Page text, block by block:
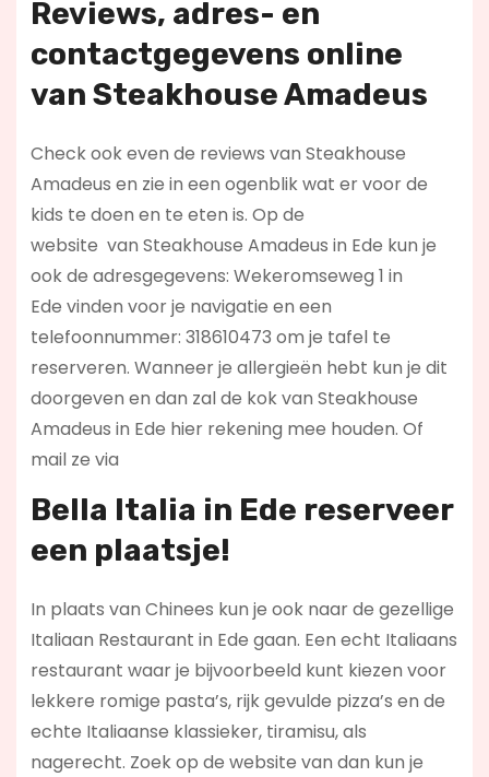
Reviews, adres- en
contactgegevens online
van Steakhouse Amadeus
Check ook even de reviews van Steakhouse
Amadeus en zie in een ogenblik wat er voor de
kids te doen en te eten is. Op de
website van Steakhouse Amadeus in Ede kun je
ook de adresgegevens: Wekeromseweg 1 in
Ede vinden voor je navigatie en een
telefoonnummer: 318610473 om je tafel te
reserveren. Wanneer je allergieën hebt kun je dit
doorgeven en dan zal de kok van Steakhouse
Amadeus in Ede hier rekening mee houden. Of
mail ze via
Bella Italia in Ede reserveer
een plaatsje!
In plaats van Chinees kun je ook naar de gezellige
Italiaan Restaurant in Ede gaan. Een echt Italiaans
restaurant waar je bijvoorbeeld kunt kiezen voor
lekkere romige pasta’s, rijk gevulde pizza’s en de
echte Italiaanse klassieker, tiramisu, als
nagerecht. Zoek op de website van dan kun je